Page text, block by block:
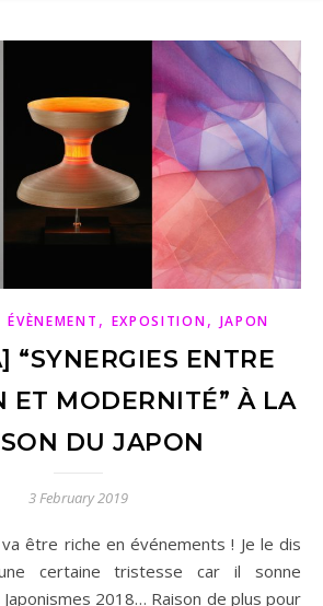
ÉVÈNEMENT , EXPOSITION, JAPON
“SYNERGIES ENTRE
ET MODERNITÉ” À LA
DU JAPON
3 February 2019
certaine tristesse car il sonne
2018… Raison de plus pour